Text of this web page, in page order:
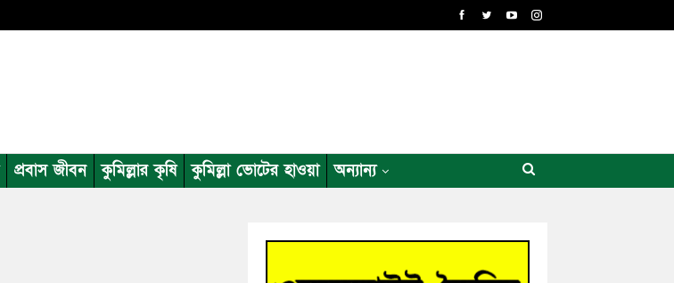
প্রবাস জীবন কুমিল্লার কৃষি কুমিল্লা ভোটের হাওয়া অন্যান্য